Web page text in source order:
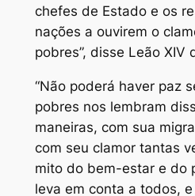
chefes de Estado e os
nações a ouvirem o
pobres”, disse Leão XIV
“Não poderá haver paz
pobres nos lembram
maneiras, com sua
com seu clamor tantas
mito do bem-estar e do
leva em conta a todos,